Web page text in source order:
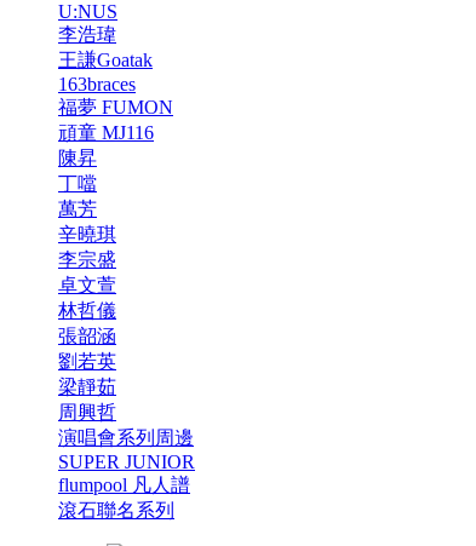
U:NUS
李浩瑋
王謙Goatak
163braces
福夢 FUMON
頑童 MJ116
陳昇
丁噹
萬芳
辛曉琪
李宗盛
卓文萱
林哲儀
張韶涵
劉若英
梁靜茹
周興哲
演唱會系列周邊
SUPER JUNIOR
flumpool 凡人譜
滾石聯名系列